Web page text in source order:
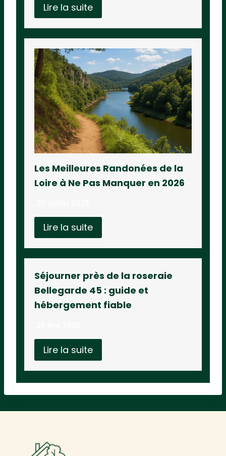
Lire la suite
Les Meilleures Randonées de la
Loire à Ne Pas Manquer en 2026
Lire la suite
Séjourner près de la roseraie
Bellegarde 45 : guide et
hébergement fiable
Lire la suite